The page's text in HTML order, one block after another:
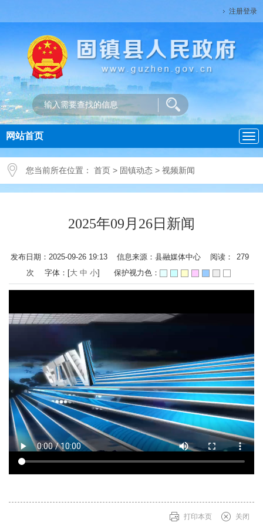
注册登录
导
航
网站首页
您当前所在位置： 首页 > 固镇动态 > 视频新闻
2025年09月26日新闻
发布日期：2025-09-26 19:13 信息来源：县融媒体中心 阅读：
279
次
字体：[大 中 小] 保护视力色：
打印本页 关闭